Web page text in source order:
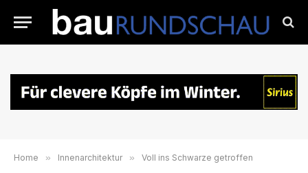
Home » Innenarchitektur » Voll ins Schwarze getroffen